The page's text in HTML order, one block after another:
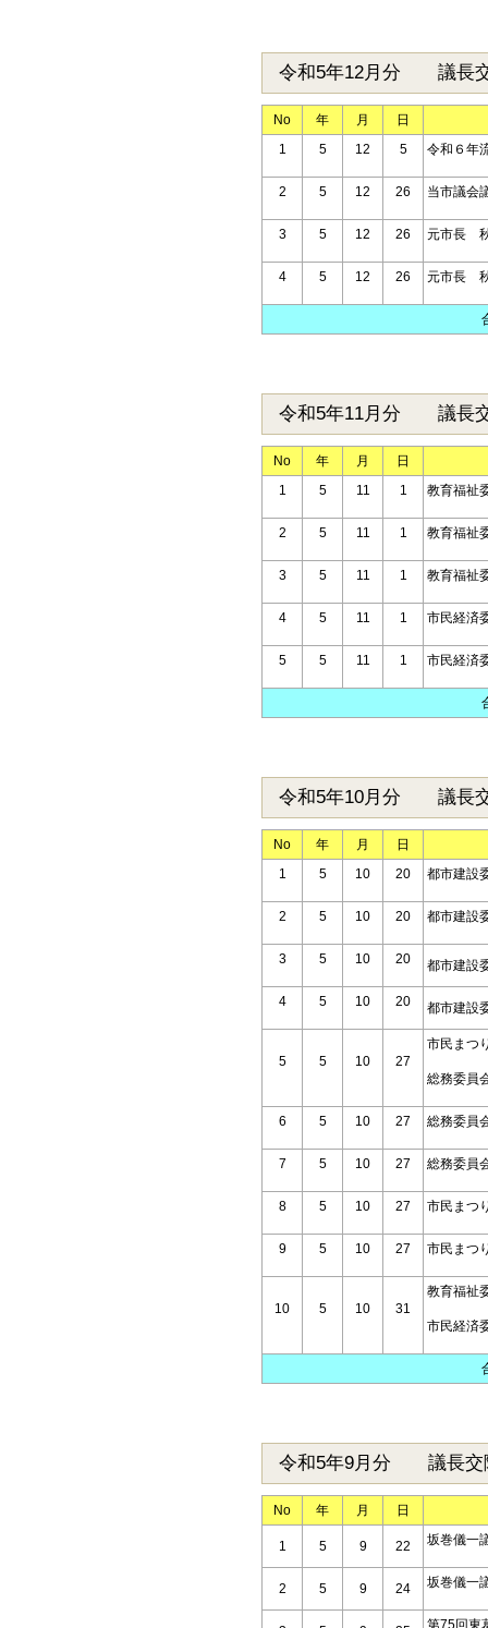
令和5年12月分 議長
No 年 月
日
1
5 12 5 令和６年
2 5 12 26 当市議会
3 5 12 26 元市長
4 5 12 26 元市長
令和5年11月分 議長
No 年 月
日
1
5 11 1 教育福祉
2 5 11 1 教育福祉
3 5 11 1 教育福祉
4 5 11 1 市民経済
5 5 11 1 市民経済
令和5年10月分 議長
No 年 月
日
1
5 10 20 都市建設
2 5 10 20 都市建設
3 5 10 20 都市建設
4 5 10 20 都市建設
5 5 10 27
市民まつ
総務委員
6 5 10 27 総務委員
7 5 10 27 総務委員
8 5 10 27 市民まつ
9 5 10 27 市民まつ
10 5 10 31
教育福祉
市民経済
令和5年9月分 議長交
No 年 月 日
1 5 9 22 坂巻儀一
2 5 9 24 坂巻儀一
第75回東